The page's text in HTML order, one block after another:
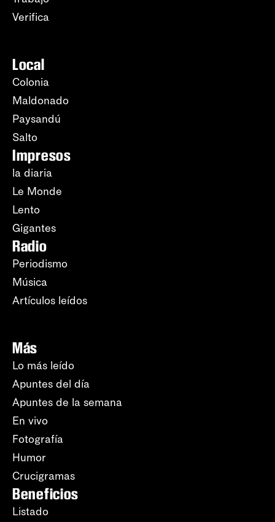
Verifica
Local
Colonia
Maldonado
Paysandú
Salto
Impresos
la diaria
Le Monde
Lento
Gigantes
Radio
Periodismo
Música
Artículos leídos
Más
Lo más leído
Apuntes del día
Apuntes de la semana
En vivo
Fotografía
Humor
Crucigramas
Beneficios
Listado